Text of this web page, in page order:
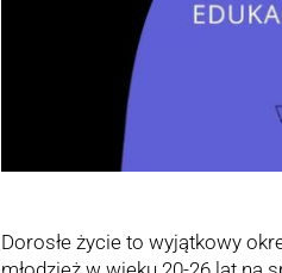
Dorosłe życie to wyjątkowy